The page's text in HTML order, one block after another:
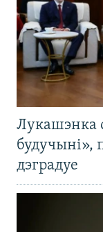
Лукашэнка
будучыні»,
дэградуе